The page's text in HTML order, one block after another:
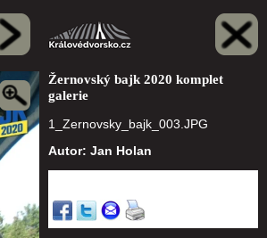
Žernovský bajk 2020 komplet
galerie
1_Zernovsky_bajk_003.JPG
Autor: Jan Holan